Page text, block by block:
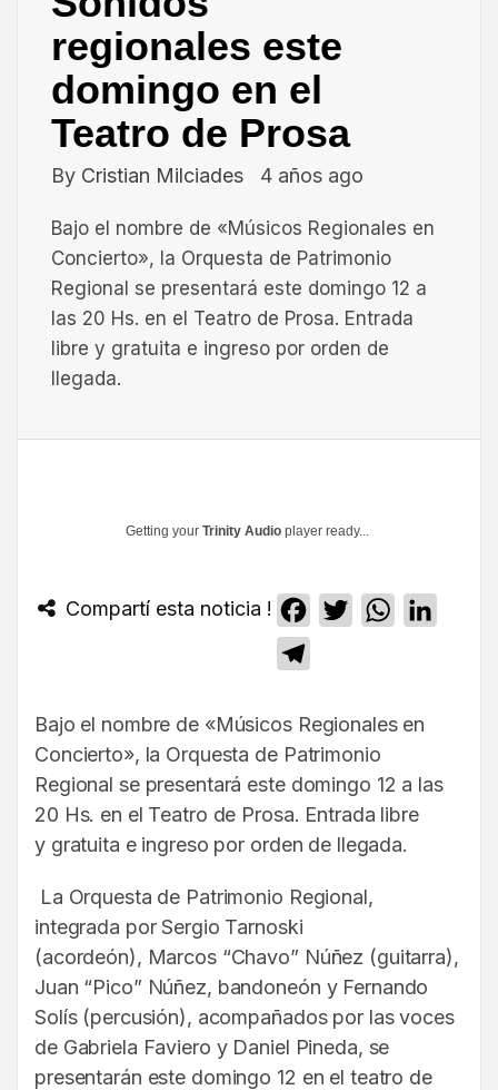
regionales este
domingo en el
Teatro de Prosa
By Cristian Milciades 4 años ago
Bajo el nombre de «Músicos Regionales en
Concierto», la Orquesta de Patrimonio
Regional se presentará este domingo 12 a
las 20 Hs. en el Teatro de Prosa. Entrada
libre y gratuita e ingreso por orden de
llegada.
Getting your Trinity Audio player ready...
Compartí esta noticia ! Facebook
TwitterWhatsApp
Bajo el nombre de «Músicos Regionales en
Concierto», la Orquesta de Patrimonio
Regional se presentará este domingo 12 a las
20 Hs. en el Teatro de Prosa. Entrada libre
y gratuita e ingreso por orden de llegada.
La Orquesta de Patrimonio Regional,
integrada por Sergio Tarnoski
(acordeón), Marcos “Chavo” Núñez (guitarra),
Juan “Pico” Núñez, bandoneón y Fernando
Solís (percusión), acompañados por las voces
de Gabriela Faviero y Daniel Pineda, se
presentarán este domingo 12 en el teatro de